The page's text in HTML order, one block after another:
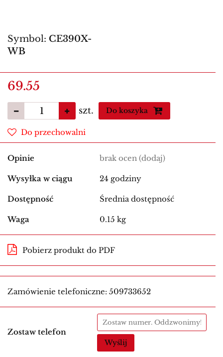
Symbol: CE390X-
WB
69.55
szt. Do koszyka
Do przechowalni
Opinie brak ocen (dodaj)
Wysyłka w ciągu 24 godziny
Dostępność Średnia dostępność
Waga 0.15 kg
Pobierz produkt do PDF
Zamówienie telefoniczne: 509733652
Zostaw telefon
Wyślij